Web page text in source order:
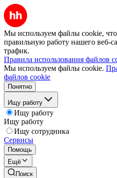
Мы используем файлы cookie,
правильную работу нашего веб-
трафик.
Правила использования файлов
Мы используем файлы cookie.
файлов cookie
Понятно
Ищу работу
Ищу работу
Ищу работу
Ищу сотрудника
Сервисы
Помощь
Ещё
Поиск